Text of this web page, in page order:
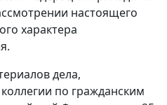
настоящего
характера
дела,
по гражданским